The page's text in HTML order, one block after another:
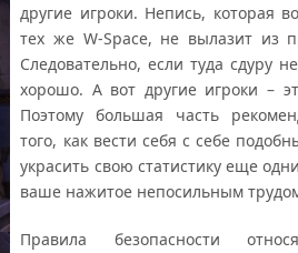
другие игроки. Непись, которая
тех же W-Space, не вылазит из
Следовательно, если туда сдуру
хорошо. А вот другие игроки –
Поэтому большая часть
того, как вести себя с себе
украсить свою статистику еще
ваше нажитое непосильным
Правила безопасности